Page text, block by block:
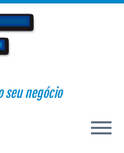
seu negócio